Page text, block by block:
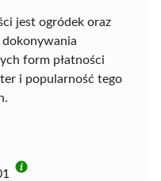
jest ogródek oraz
dokonywania
form płatności
i popularność tego